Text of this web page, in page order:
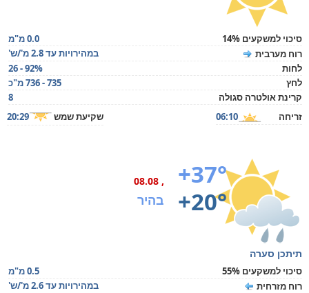
סיכוי למשקעים 14%
0.0 מ"מ
רוח מערבית
במהירויות עד 2.8 מ'/ש'
לחות
26 - 92%
לחץ
735 - 736 מ"כ
קרינת אולטרה סגולה
8
זריחה
06:10 שקיעת שמש 20:29
+37°
+20°
, 08.08
בהיר
תיתכן סערה
סיכוי למשקעים 55%
0.5 מ"מ
רוח מזרחית
במהירויות עד 2.6 מ'/ש'